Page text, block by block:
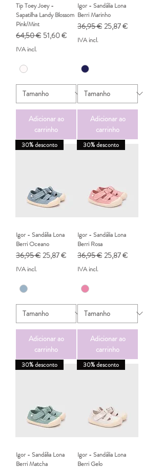
Tip Toey Joey -
Sapatilha Landy Blossom
Pink/Mint
Preço normal
64,50 € Preço promocional
51,60 €
IVA incl.
Adicionar ao
carrinho
Igor - Sandália Lona
Berri Marinho
Preço normal
36,95 € Preço promocional
25,87 €
IVA incl.
Adicionar ao
carrinho
30% desconto
Igor - Sandália Lona
Berri Oceano
Preço normal
36,95 € Preço promocional
25,87 €
IVA incl.
Adicionar ao
carrinho
30% desconto
Igor - Sandália Lona
Berri Rosa
Preço normal
36,95 € Preço promocional
25,87 €
IVA incl.
Adicionar ao
carrinho
30% desconto
Igor - Sandália Lona
Berri Matcha
30% desconto
Igor - Sandália Lona
Berri Gelo